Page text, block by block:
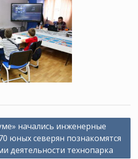
начались инженерные
юных северян познакомятся
деятельности технопарка